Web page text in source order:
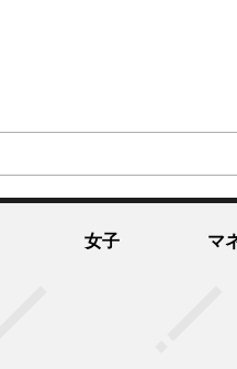
女子 マ